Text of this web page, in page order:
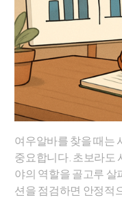
여우알바를 찾을 때는
중요합니다. 초보라도
야의 역할을 골고루 살
션을 점검하면 안정적